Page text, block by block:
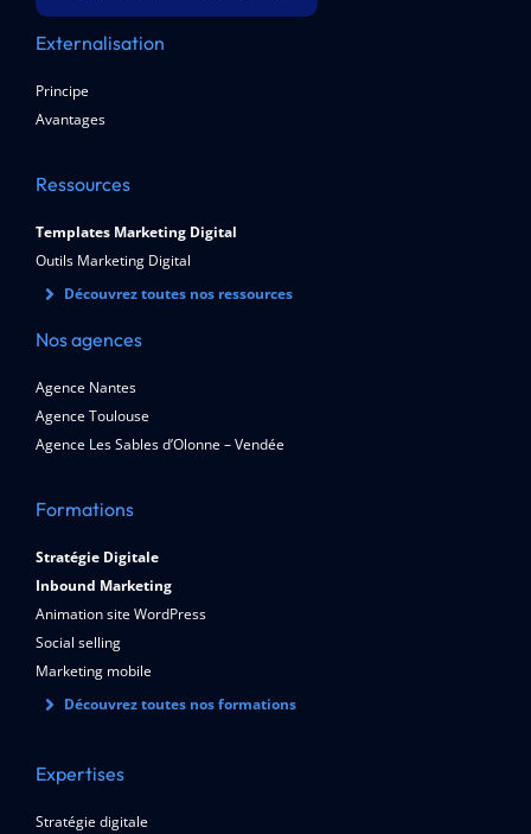
Externalisation
Principe
Avantages
Ressources
Templates Marketing Digital
Outils Marketing Digital
Découvrez toutes nos ressources
Nos agences
Agence Nantes
Agence Toulouse
Agence Les Sables d’Olonne – Vendée
Formations
Stratégie Digitale
Inbound Marketing
Animation site WordPress
Social selling
Marketing mobile
Découvrez toutes nos formations
Expertises
Stratégie digitale